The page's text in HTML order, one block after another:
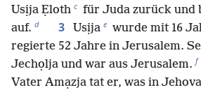
Usịja Ẹloth c für Juda zurück und
auf. d 3 Usịja e wurde mit 16
regierte 52 Jahre in Jerusalem.
Jechọlja und war aus Jerusalem. f
Vater Amạzja tat er, was in